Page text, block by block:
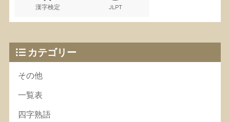
漢字検定 JLPT
カテゴリー
その他
一覧表
四字熟語